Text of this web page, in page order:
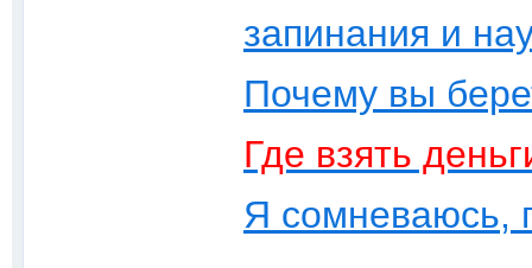
запинания и
Почему вы
Где взять
Я сомневаюсь,